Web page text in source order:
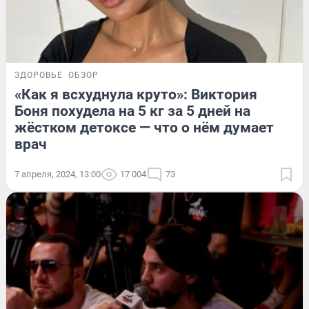
ЗДОРОВЬЕ ОБЗОР
«Как я всхуднула круто»: Виктория
Боня похудела на 5 кг за 5 дней на
жёстком детоксе — что о нём думает
врач
7 апреля, 2024, 13:00 17 004 73